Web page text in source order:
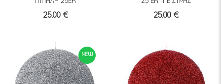
ΜΠΑΛΑ 25ΕΚ
25.00 €
25 ΕΚ ΜΕ ΣΤΡΑΣ
25.00 €
NEW